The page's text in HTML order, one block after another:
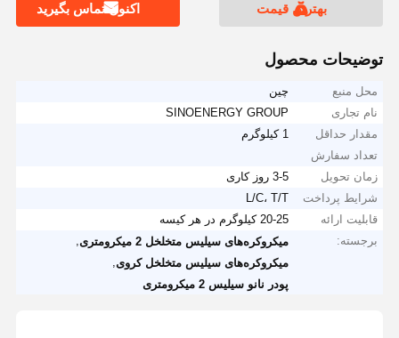
بهترین قیمت اکنون تماس بگیرید
توضیحات محصول
محل منبع
چین
نام تجاری
SINOENERGY GROUP
مقدار حداقل
تعداد سفارش
1 کیلوگرم
زمان تحویل
3-5 روز کاری
شرایط پرداخت
L/C، T/T
قابلیت ارائه
20-25 کیلوگرم در هر کیسه
برجسته:
میکروکره‌های سیلیس متخلخل 2 میکرومتری
میکروکره‌های سیلیس متخلخل کروی
پودر نانو سیلیس 2 میکرومتری